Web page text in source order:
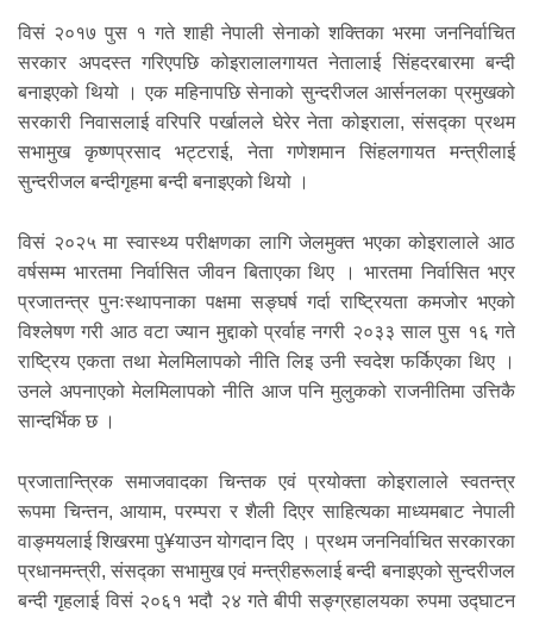
विसं २०१७ पुस १ गते शाही नेपाली सेनाको शक्तिका भरमा जननिर्वाचित
सरकार अपदस्त गरिएपछि कोइरालालगायत नेतालाई सिंहदरबारमा बन्दी
बनाइएको थियो । एक महिनापछि सेनाको सुन्दरीजल आर्सनलका प्रमुखको
सरकारी निवासलाई वरिपरि पर्खालले घेरेर नेता कोइराला, संसद्का प्रथम
सभामुख कृष्णप्रसाद भट्टराई, नेता गणेशमान सिंहलगायत मन्त्रीलाई
सुन्दरीजल बन्दीगृहमा बन्दी बनाइएको थियो ।
विसं २०२५ मा स्वास्थ्य परीक्षणका लागि जेलमुक्त भएका कोइरालाले आठ
वर्षसम्म भारतमा निर्वासित जीवन बिताएका थिए । भारतमा निर्वासित भएर
प्रजातन्त्र पुनःस्थापनाका पक्षमा सङ्घर्ष गर्दा राष्ट्रियता कमजोर भएको
विश्लेषण गरी आठ वटा ज्यान मुद्दाको प्रर्वाह नगरी २०३३ साल पुस १६ गते
राष्ट्रिय एकता तथा मेलमिलापको नीति लिइ उनी स्वदेश फर्किएका थिए ।
उनले अपनाएको मेलमिलापको नीति आज पनि मुलुकको राजनीतिमा उत्तिकै
सान्दर्भिक छ ।
प्रजातान्त्रिक समाजवादका चिन्तक एवं प्रयोक्ता कोइरालाले स्वतन्त्र
रूपमा चिन्तन, आयाम, परम्परा र शैली दिएर साहित्यका माध्यमबाट नेपाली
वाङ्मयलाई शिखरमा पु¥याउन योगदान दिए । प्रथम जननिर्वाचित सरकारका
प्रधानमन्त्री, संसद्का सभामुख एवं मन्त्रीहरूलाई बन्दी बनाइएको सुन्दरीजल
बन्दी गृहलाई विसं २०६१ भदौ २४ गते बीपी सङ्ग्रहालयका रुपमा उद्घाटन